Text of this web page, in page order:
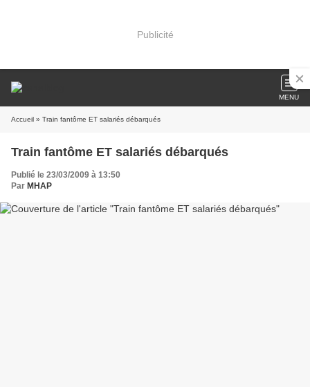
Publicité
MENU
Accueil » Train fantôme ET salariés débarqués
Train fantôme ET salariés débarqués
Publié le 23/03/2009 à 13:50
Par MHAP